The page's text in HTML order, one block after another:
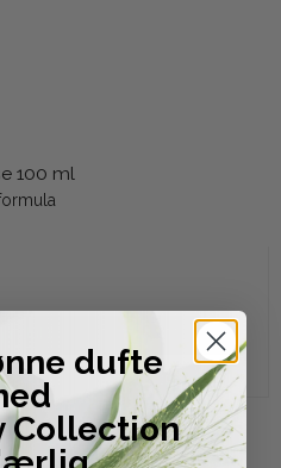
100 ml
dufte
Collection